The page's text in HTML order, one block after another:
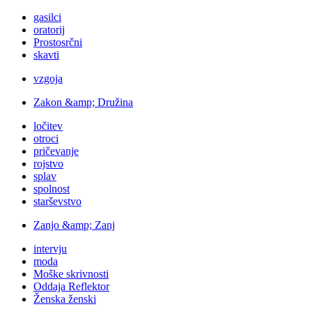
gasilci
oratorij
Prostosrčni
skavti
vzgoja
Zakon &amp; Družina
ločitev
otroci
pričevanje
rojstvo
splav
spolnost
starševstvo
Zanjo &amp; Zanj
intervju
moda
Moške skrivnosti
Oddaja Reflektor
Ženska ženski